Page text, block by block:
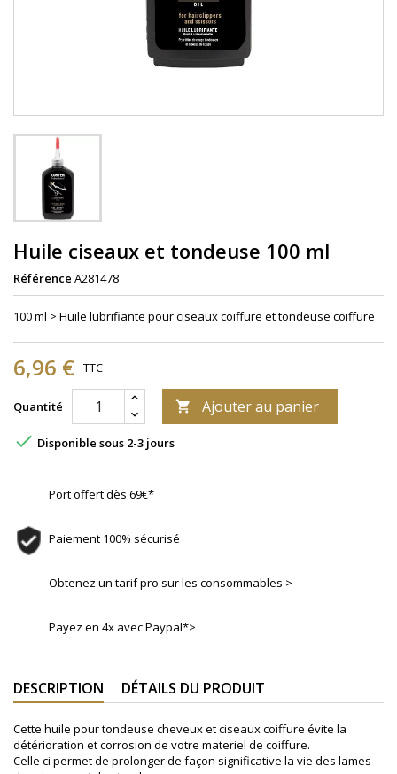
Huile ciseaux et tondeuse 100 ml
Référence A281478
100 ml > Huile lubrifiante pour ciseaux coiffure et tondeuse coiffure
6,96 € TTC
Quantité  Ajouter au panier
 Disponible sous 2-3 jours
Port offert dès 69€*
Paiement 100% sécurisé
Obtenez un tarif pro sur les consommables >
Payez en 4x avec Paypal*>
DESCRIPTION DÉTAILS DU PRODUIT
Cette huile pour tondeuse cheveux et ciseaux coiffure évite la
détérioration et corrosion de votre materiel de coiffure.
Celle ci permet de prolonger de façon significative la vie des lames